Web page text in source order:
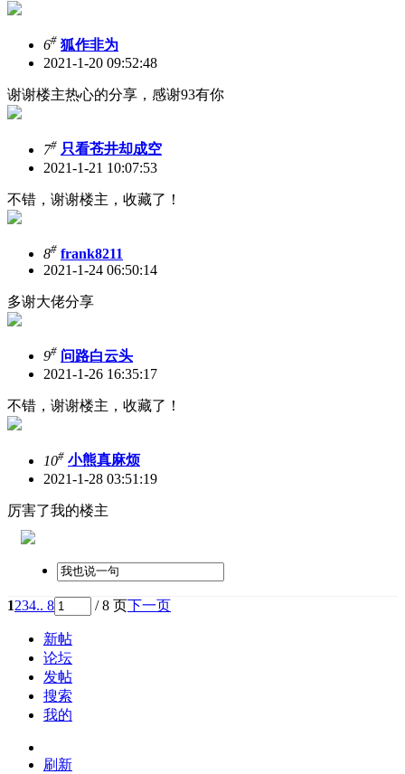
6# 狐作非为
2021-1-20 09:52:48
谢谢楼主热心的分享，感谢93有你
7# 只看苍井却成空
2021-1-21 10:07:53
不错，谢谢楼主，收藏了！
8# frank8211
2021-1-24 06:50:14
多谢大佬分享
9# 问路白云头
2021-1-26 16:35:17
不错，谢谢楼主，收藏了！
10# 小熊真麻烦
2021-1-28 03:51:19
厉害了我的楼主
1234.. 8 / 8 页下一页
新帖
论坛
发帖
搜索
我的
刷新